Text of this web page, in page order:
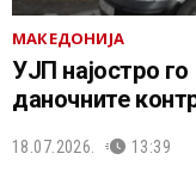
МАКЕДОНИЈА
УЈП најостро
даночните
18.07.2026. 13:39